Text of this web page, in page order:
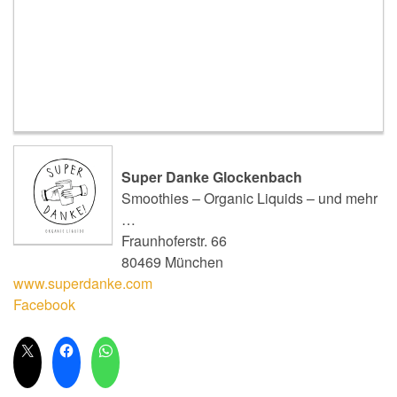
Super Danke Glockenbach
Smoothies – Organic Liquids – und mehr
…
Fraunhoferstr. 66
80469 München
www.superdanke.com
Facebook